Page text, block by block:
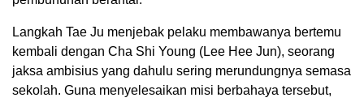
Langkah Tae Ju menjebak pelaku membawanya bertemu
kembali dengan Cha Shi Young (Lee Hee Jun), seorang
jaksa ambisius yang dahulu sering merundungnya semasa
sekolah. Guna menyelesaikan misi berbahaya tersebut,